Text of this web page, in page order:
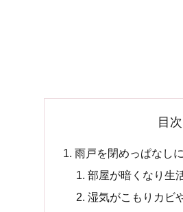
目次
雨戸を閉めっぱなし
部屋が暗くなり生
湿気がこもりカビ